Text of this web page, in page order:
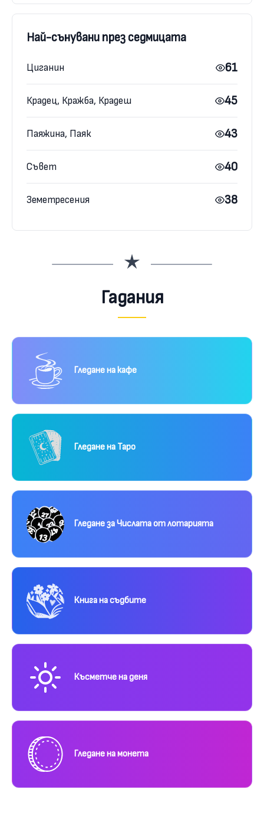
Най-сънувани през седмицата
Циганин 61
Крадец, Кражба, Крадеш 45
Паяжина, Паяк 43
Съвет 40
Земетресения 38
Гадания
Гледане на кафе
Гледане на Таро
Гледане за Числата от лотарията
Книга на съдбите
Късметче на деня
Гледане на монета